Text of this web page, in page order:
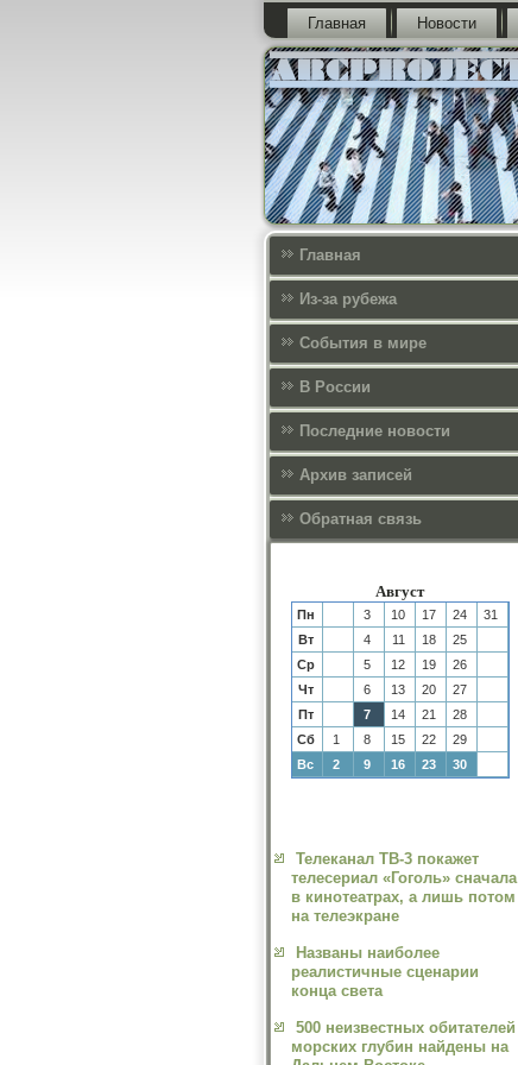
Главная Новости
Главная
Из-за рубежа
События в мире
В России
Последние новости
Архив записей
Обратная связь
Август
Пн 3 10 17 24
31
Вт
4 11 18
25
Ср
5 12 19
26
Чт
6 13 20
27
Пт
7 14 21
28
Сб
1 8 15 22
29
Вс
2 9 16 23 30
Телеканал ТВ-3 покажет
телесериал «Гоголь» сначала
в кинотеатрах, а лишь потом
на телеэкране
Названы наиболее
реалистичные сценарии
конца света
500 неизвестных обитателей
морских глубин найдены на